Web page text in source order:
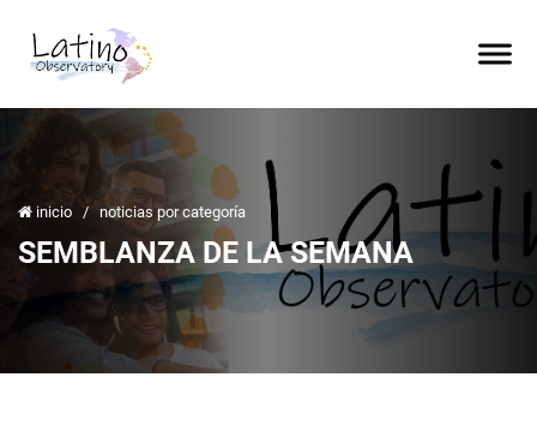
inicio / noticias por categoría
SEMBLANZA DE LA SEMANA